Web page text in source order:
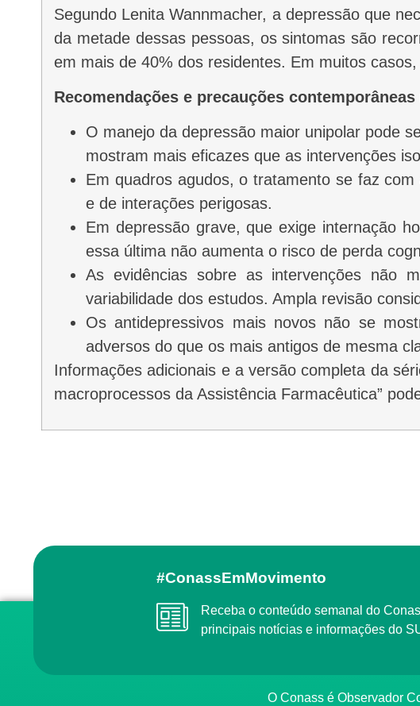
Segundo Lenita Wannmacher, a depressão que necessita intervenção é encontrada em 10% das pessoas acima de 60 anos. “Em mais
da metade dessas pessoas, os sintomas são
em mais de 40% dos residentes. Em muitos
Recomendações e precauções
O manejo da depressão maior unipolar pode
mostram mais eficazes que as intervenções
Em quadros agudos, o tratamento se faz
e de interações perigosas.
Em depressão grave, que exige internação
essa última não aumenta o risco de perda
As evidências sobre as intervenções não
variabilidade dos estudos. Ampla revisão
Os antidepressivos mais novos não se
adversos do que os mais antigos de mesma
Informações adicionais e a versão completa da série “Uso Racional de Medicamentos: fundamentação em condutas terapêuticas e nos
macroprocessos da Assistência Farmacêutica”
#ConassEmMovimento
Receba o conteúdo semanal do Conass com as
principais notícias e informações do
O Conass é Observador